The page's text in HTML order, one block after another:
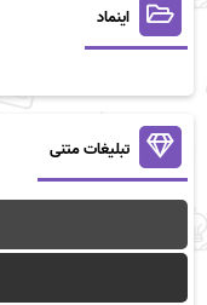
اینماد
تبلیغات متنی